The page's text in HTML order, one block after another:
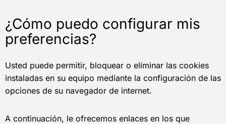
¿Cómo puedo configurar mis
preferencias?
Usted puede permitir, bloquear o eliminar las cookies
instaladas en su equipo mediante la configuración de las
opciones de su navegador de internet.
A continuación, le ofrecemos enlaces en los que